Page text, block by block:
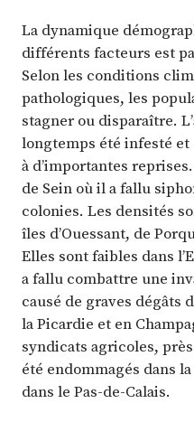
La dynamique
différents facteurs est
Selon les conditions
pathologiques, les
stagner ou disparaître.
longtemps été infesté
à d’importantes
de Sein où il a fallu
colonies. Les densités
îles d’Ouessant, de
Elles sont faibles dans
a fallu combattre une
causé de graves dégâts
la Picardie et en
syndicats agricoles,
été endommagés dans
dans le Pas-de-Calais.